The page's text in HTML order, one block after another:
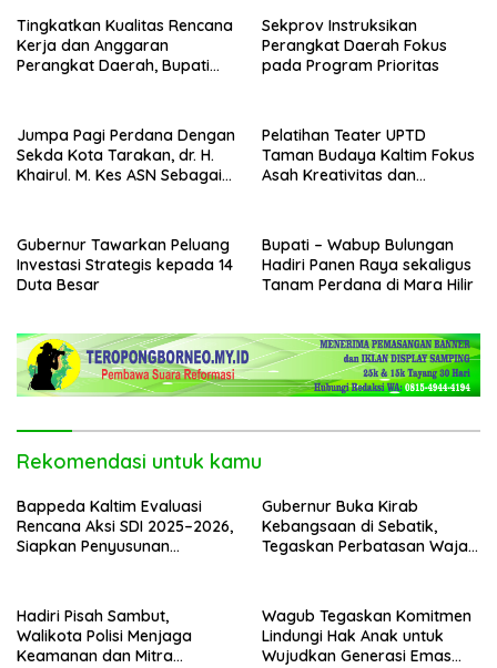
Tingkatkan Kualitas Rencana
Kerja dan Anggaran
Perangkat Daerah, Bupati
Sekprov Instruksikan
Perangkat Daerah Fokus
pada Program Prioritas
Jumpa Pagi Perdana Dengan
Sekda Kota Tarakan, dr. H.
Khairul. M. Kes ASN Sebagai
Pelatihan Teater UPTD
Taman Budaya Kaltim Fokus
Asah Kreativitas dan
Gubernur Tawarkan Peluang
Investasi Strategis kepada 14
Duta Besar
Bupati – Wabup Bulungan
Hadiri Panen Raya sekaligus
Tanam Perdana di Mara Hilir
Rekomendasi untuk kamu
Bappeda Kaltim Evaluasi
Rencana Aksi SDI 2025–2026,
Siapkan Penyusunan
Gubernur Buka Kirab
Kebangsaan di Sebatik,
Tegaskan Perbatasan Wajah
Hadiri Pisah Sambut,
Walikota Polisi Menjaga
Keamanan dan Mitra
Wagub Tegaskan Komitmen
Lindungi Hak Anak untuk
Wujudkan Generasi Emas